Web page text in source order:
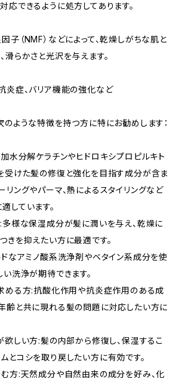
応できるように処方してあります。
子（NMF）などによって、乾燥しがちな肌と
滑らかさと光沢を与えます。
炎症、バリア機能の強化など
のような特徴を持つ方に特にお勧めします：
水分解ケラチンやヒドロキシプロピルキト
受けた髪の修復と強化を目指す成分が含ま
リングやパーマ、熱によるスタイリングなど
しています。
多様な保湿成分が髪に潤いを与え、乾燥に
きを抑えたい方に最適です。
なアミノ酸系洗浄剤やベタイン系成分を使
い洗浄が期待できます。
める方:抗酸化作用や抗炎症作用のある成
齢と共に現れる髪の問題に対応したい方に
欲しい方:髪の内部から修復し、保湿するこ
とコシを取り戻したい方に有効です。
方:天然成分や自然由来の成分を好み、化